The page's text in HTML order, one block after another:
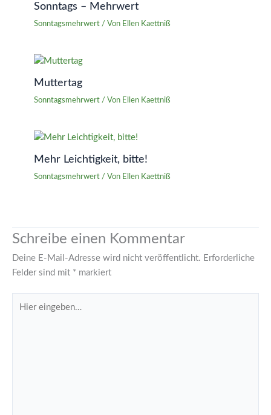
Sonntags – Mehrwert
Sonntagsmehrwert / Von Ellen Kaettniß
Muttertag
Sonntagsmehrwert / Von Ellen Kaettniß
Mehr Leichtigkeit, bitte!
Sonntagsmehrwert / Von Ellen Kaettniß
Schreibe einen Kommentar
Deine E-Mail-Adresse wird nicht veröffentlicht. Erforderliche
Felder sind mit * markiert
eingeben…